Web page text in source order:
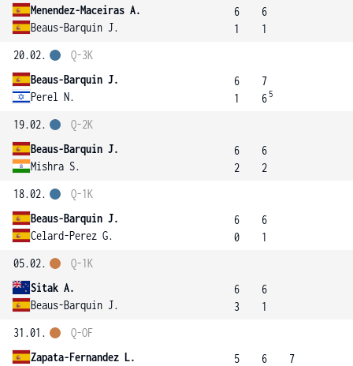
Menendez-Maceiras A.
Beaus-Barquin J.
6
1
6
1
20.02.
Beaus-Barquin J.
Perel N.
Q-3K
6
1
7
6 5
19.02.
Beaus-Barquin J.
Mishra S.
Q-2K
6
2
6
2
18.02.
Beaus-Barquin J.
Celard-Perez G.
Q-1K
6
0
6
1
05.02.
Sitak A.
Beaus-Barquin J.
Q-1K
6
3
6
1
31.01.
Zapata-Fernandez L.
Q-OF
5
6
7